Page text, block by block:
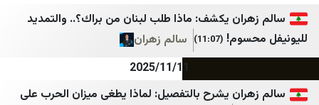
يكشف: ماذا طلب لبنان من براك؟.. والتمديد
(11:07)
سالم زهران
يشرح بالتفصيل: لماذا يطغى ميزان الحرب على